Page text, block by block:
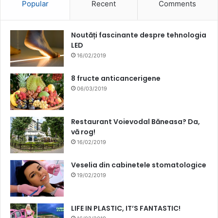
Popular Recent Comments
Noutăți fascinante despre tehnologia
LED
16/02/2019
8 fructe anticancerigene
06/03/2019
Restaurant Voievodal Băneasa? Da,
vă rog!
16/02/2019
Veselia din cabinetele stomatologice
19/02/2019
LIFE IN PLASTIC, IT’S FANTASTIC!